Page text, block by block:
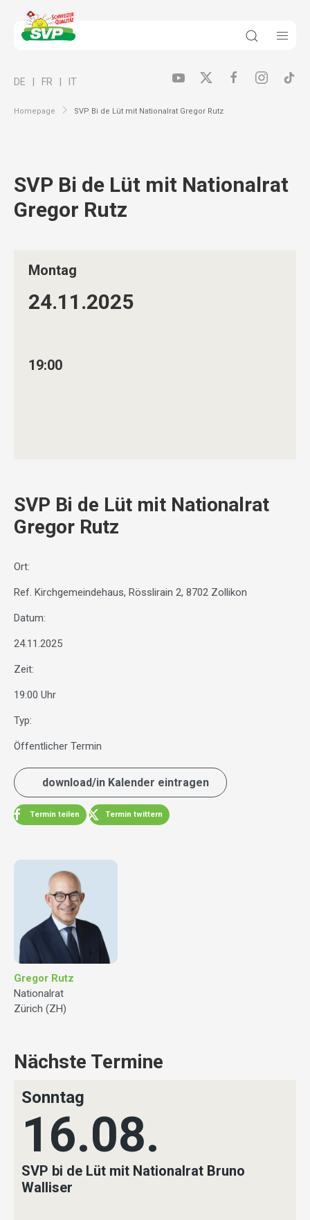
Homepage SVP Bi de Lüt mit Nationalrat Gregor Rutz
DE FR IT
SVP Bi de Lüt mit Nationalrat
Gregor Rutz
Montag
24.11.2025
19:00
SVP Bi de Lüt mit Nationalrat
Gregor Rutz
Ort:
Ref. Kirchgemeindehaus, Rösslirain 2, 8702 Zollikon
Datum:
24.11.2025
Zeit:
19:00 Uhr
Typ:
Öffentlicher Termin
download/in Kalender eintragen
Termin teilen Termin twittern
Gregor Rutz
Nationalrat
Zürich (ZH)
Nächste Termine
Sonntag
16.08.
SVP bi de Lüt mit Nationalrat Bruno
Walliser